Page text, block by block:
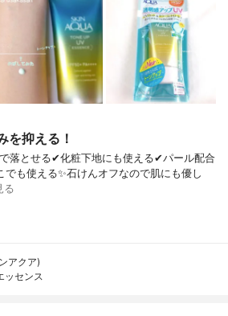
を抑える！
落とせる✔︎化粧下地にも使える✔︎パール配合
も使える✨石けんオフなので肌にも優し
る
アクア)
ッセンス